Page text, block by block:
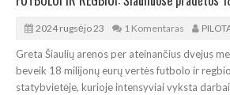
2024 rugsėjo 23 1 Komentaras
Greta Šiaulių arenos per ateinančius dvejus
beveik 18 milijonų eurų vertės futbolo ir
statybvietėje, kurioje intensyviai vyksta